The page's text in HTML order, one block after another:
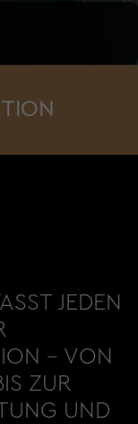
JEDEN
- VON
ZUR
UND